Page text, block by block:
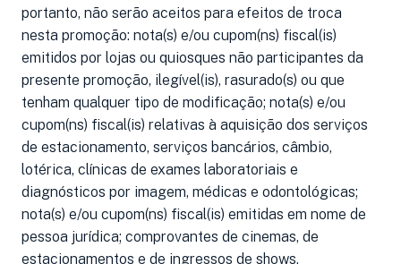
portanto, não serão aceitos para efeitos de troca
nesta promoção: nota(s) e/ou cupom(ns) fiscal(is)
emitidos por lojas ou quiosques não participantes da
presente promoção, ilegível(is), rasurado(s) ou que
tenham qualquer tipo de modificação; nota(s) e/ou
cupom(ns) fiscal(is) relativas à aquisição dos serviços
de estacionamento, serviços bancários, câmbio,
lotérica, clínicas de exames laboratoriais e
diagnósticos por imagem, médicas e odontológicas;
nota(s) e/ou cupom(ns) fiscal(is) emitidas em nome de
pessoa jurídica; comprovantes de cinemas, de
estacionamentos e de ingressos de shows,